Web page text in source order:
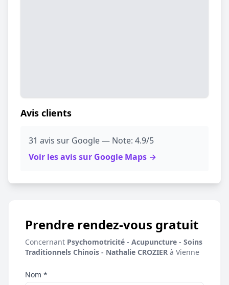
Avis clients
31 avis sur Google — Note: 4.9/5
Voir les avis sur Google Maps →
Prendre rendez-vous gratuit
Concernant Psychomotricité - Acupuncture - Soins
Traditionnels Chinois - Nathalie CROZIER à Vienne
Nom *